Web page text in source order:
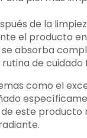
de la
el producto
se absorba
de cuidado
como el
este producto